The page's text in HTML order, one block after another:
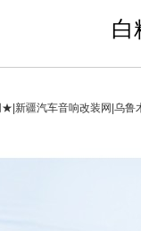
白
新疆汽车音响改装网|乌鲁